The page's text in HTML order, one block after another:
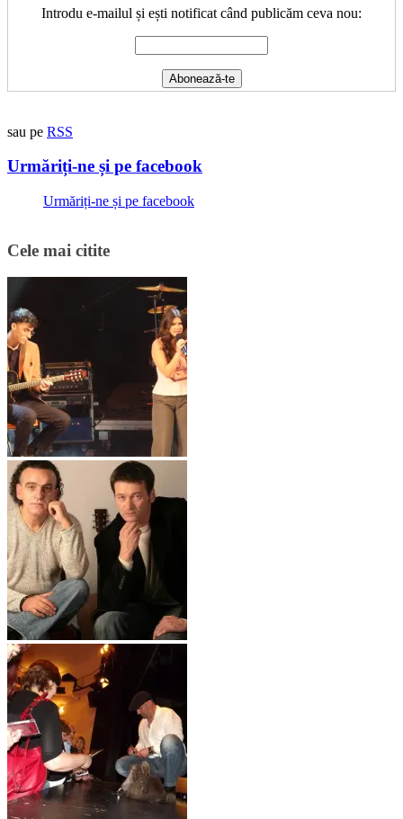
Introdu e-mailul și ești notificat când publicăm ceva nou:
sau pe RSS
Urmăriți-ne și pe facebook
Urmăriți-ne și pe facebook
Cele mai citite